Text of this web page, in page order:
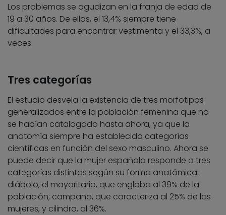
Los problemas se agudizan en la franja de edad de
19 a 30 años. De ellas, el 13,4% siempre tiene
dificultades para encontrar vestimenta y el 33,3%, a
veces.
Tres categorías
El estudio desvela la existencia de tres morfotipos
generalizados entre la población femenina que no
se habían catalogado hasta ahora, ya que la
anatomía siempre ha establecido categorías
científicas en función del sexo masculino. Ahora se
puede decir que la mujer española responde a tres
categorías distintas según su forma anatómica:
diábolo, el mayoritario, que engloba al 39% de la
población; campana, que caracteriza al 25% de las
mujeres, y cilindro, al 36%.